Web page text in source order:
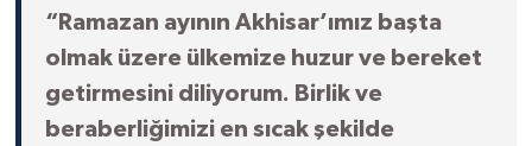
“Ramazan ayının Akhisar’ımız başta
olmak üzere ülkemize huzur ve bereket
getirmesini diliyorum. Birlik ve
beraberliğimizi en sıcak şekilde